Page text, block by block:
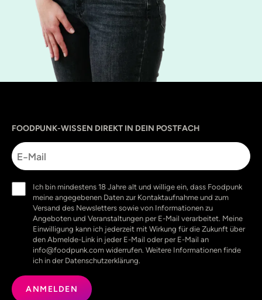
FOODPUNK-WISSEN DIREKT IN DEIN POSTFACH
E-
Mail
(erforderlich)
Ich bin mindestens 18 Jahre alt und willige ein, dass Foodpunk
meine angegebenen Daten zur Kontaktaufnahme und zum
Versand des Newsletters sowie von Informationen zu
Angeboten und Veranstaltungen per E-Mail verarbeitet. Meine
Einwilligung kann ich jederzeit mit Wirkung für die Zukunft über
den Abmelde-Link in jeder E-Mail oder per E-Mail an
info@foodpunk.com widerrufen. Weitere Informationen finde
ich in der Datenschutzerklärung.